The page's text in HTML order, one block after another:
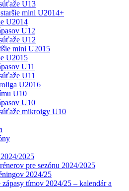
U13
mini U2014+
U2014
U12
U12
mini U2015
U2015
U11
U11
U2016
U10
U10
mikroigy U10
2025
pre sezónu 2024/2025
2024/25
zápasy tímov 2024/25 – kalendár a